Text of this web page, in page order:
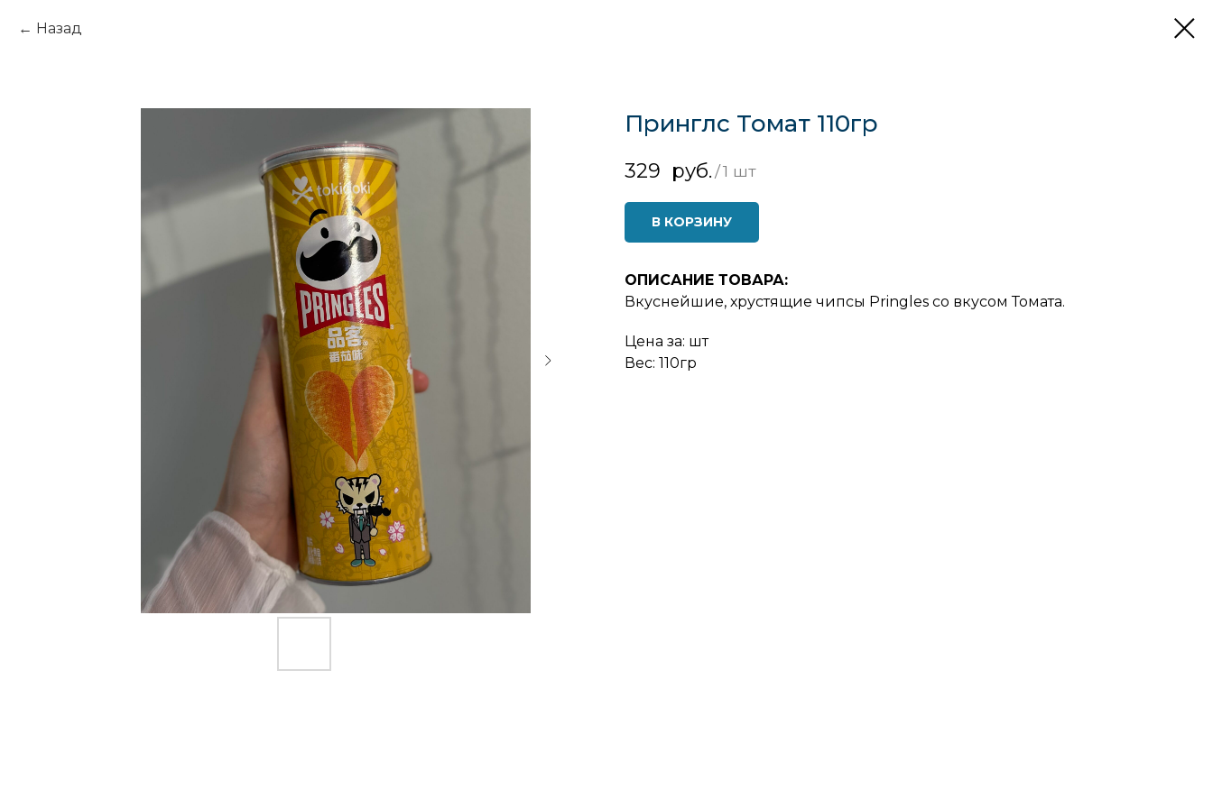
Назад
Принглс Томат 110гр
329 руб. /1 шт
В КОРЗИНУ
ОПИСАНИЕ ТОВАРА:
Вкуснейшие, хрустящие чипсы Pringles со вкусом Томата.
Цена за: шт
Вес: 110гр